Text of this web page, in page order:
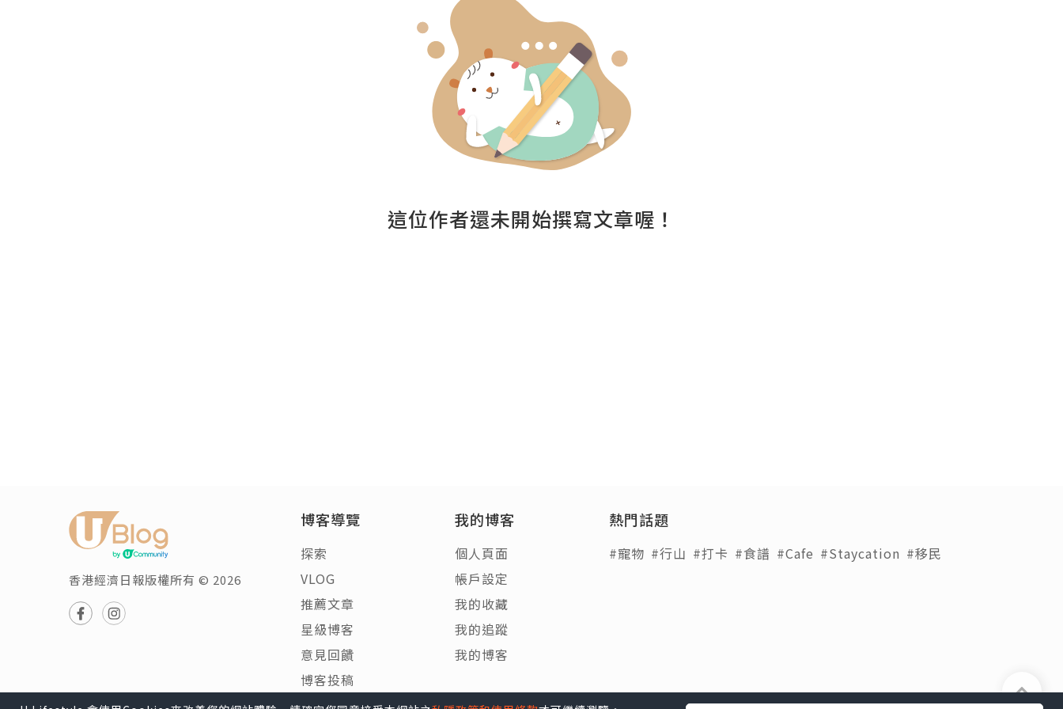
這位作者還未開始撰寫文章喔！
香港經濟日報版權所有 © 2026
博客導覽
探索
VLOG
推薦文章
星級博客
意見回饋
博客投稿
我的博客
個人頁面
帳戶設定
我的收藏
我的追蹤
我的博客
熱門話題
#寵物 #行山 #打卡 #食譜 #Cafe #Staycation #移民